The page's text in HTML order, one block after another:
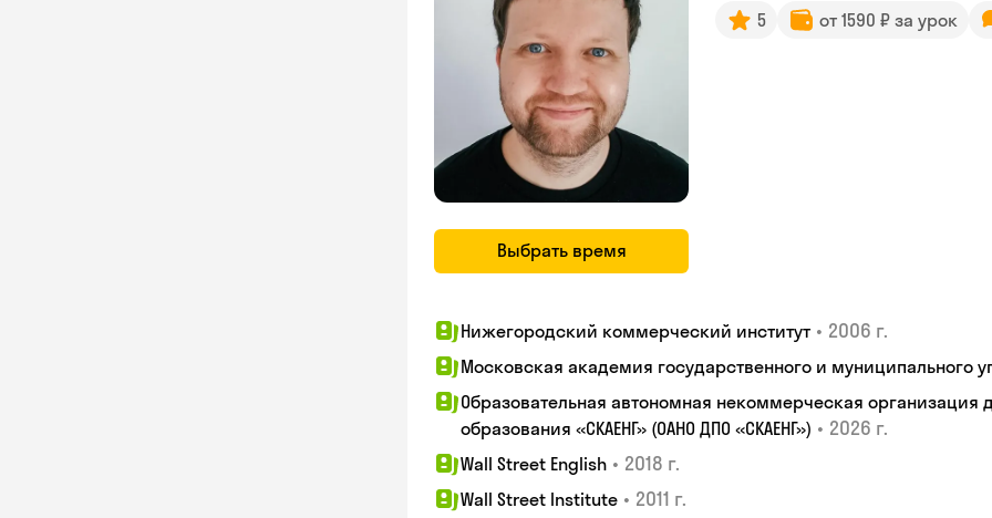
Выбрать время
5 от 1590 ₽ за урок
Нижегородский коммерческий институт • 2006 г.
Московская академия государственного и муниципального
Образовательная автономная некоммерческая организация
образования «СКАЕНГ» (ОАНО ДПО «СКАЕНГ») • 2026 г.
Wall Street English • 2018 г.
Wall Street Institute • 2011 г.